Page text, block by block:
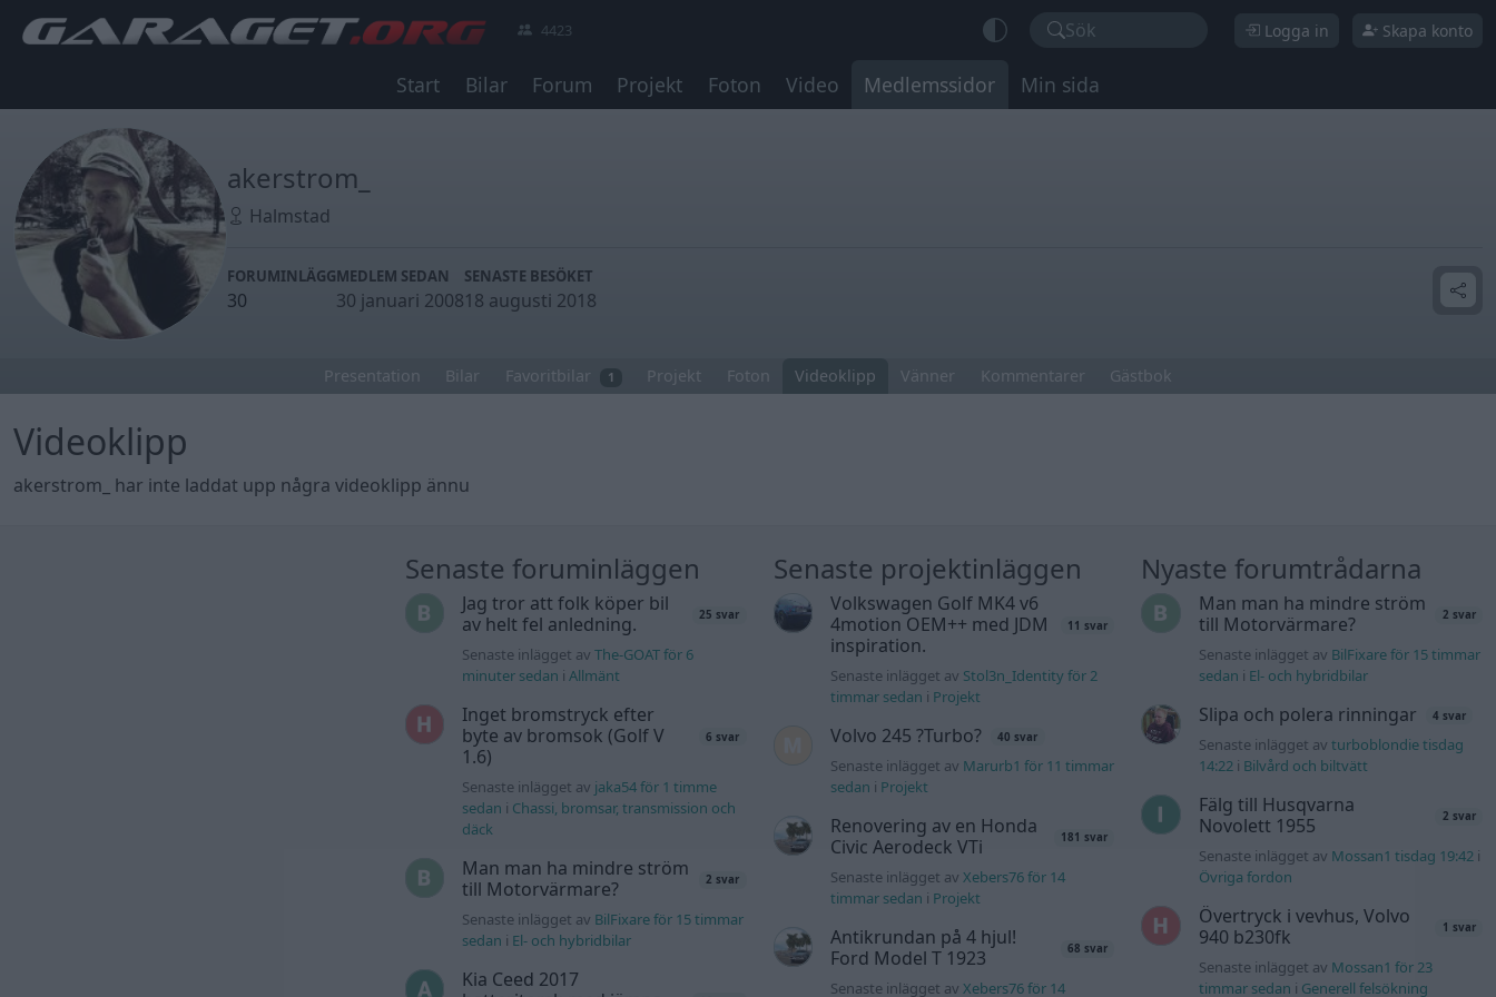
4423 Sök Logga in Skapa konto
Start Bilar Forum Projekt Foton Video Medlemssidor Min sida
akerstrom_
Halmstad
FORUMINLÄGG
30
MEDLEM SEDAN
30 januari 2008
SENASTE BESÖKET
18 augusti 2018
Presentation Bilar Favoritbilar 1 Projekt Foton Videoklipp Vänner Kommentarer Gästbok
Videoklipp
akerstrom_ har inte laddat upp några videoklipp ännu
Senaste foruminläggen
Jag tror att folk köper bil
av helt fel anledning.
25 svar
Senaste inlägget avThe-GOAT för 6
minuter sedan iAllmänt
Inget bromstryck efter
byte av bromsok (Golf V
1.6)
6 svar
Senaste inlägget av jaka54 för 1 timme
sedan i Chassi, bromsar, transmission och
däck
Man man ha mindre ström
till Motorvärmare?
2 svar
Senaste inlägget av BilFixare för 15 timmar
sedan i El- och hybridbilar
Kia Ceed 2017
Senaste projektinläggen
Volkswagen Golf MK4 v6
4motion OEM++ med JDM
inspiration.
11 svar
Senaste inlägget av Stol3n_Identity för 2
timmar sedan i Projekt
Volvo 245 ?Turbo? 40 svar
Senaste inlägget av Marurb1 för 11 timmar
sedan i Projekt
Renovering av en Honda
Civic Aerodeck VTi
181 svar
Senaste inlägget av Xebers76 för 14
timmar sedan i Projekt
Antikrundan på 4 hjul!
Ford Model T 1923
68 svar
Senaste inlägget av Xebers76 för 14
Nyaste forumtrådarna
Man man ha mindre ström
till Motorvärmare?
2 svar
Senaste inlägget av BilFixare för 15 timmar
sedan i El- och hybridbilar
Slipa och polera rinningar 4 svar
Senaste inlägget av turboblondie tisdag
14:22i Bilvård och biltvätt
Fälg till Husqvarna
Novolett 1955
2 svar
Senaste inlägget av Mossan1 tisdag 19:42i
Övriga fordon
Övertryck i vevhus, Volvo
940 b230fk
1 svar
Senaste inlägget av Mossan1 för 23
timmar sedan i Generell felsökning